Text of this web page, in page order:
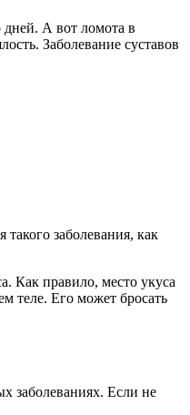
дней. А вот ломота в
Заболевание суставов
заболевания, как
Как правило, место укуса
теле. Его может бросать
заболеваниях. Если не